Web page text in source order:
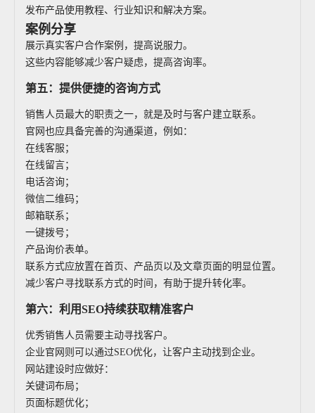
发布产品使用教程、行业知识和解决方案。
案例分享
展示真实客户合作案例，提高说服力。
这些内容能够减少客户疑虑，提高咨询率。
第五：提供便捷的咨询方式
销售人员最大的职责之一，就是及时与客户建立联系。
官网也应具备完善的沟通渠道，例如：
在线客服；
在线留言；
电话咨询；
微信二维码；
邮箱联系；
一键拨号；
产品询价表单。
联系方式应放置在首页、产品页以及文章页面的明显位置。
减少客户寻找联系方式的时间，有助于提升转化率。
第六：利用SEO持续获取精准客户
优秀销售人员需要主动寻找客户。
企业官网则可以通过SEO优化，让客户主动找到企业。
网站建设时应做好：
关键词布局；
页面标题优化；